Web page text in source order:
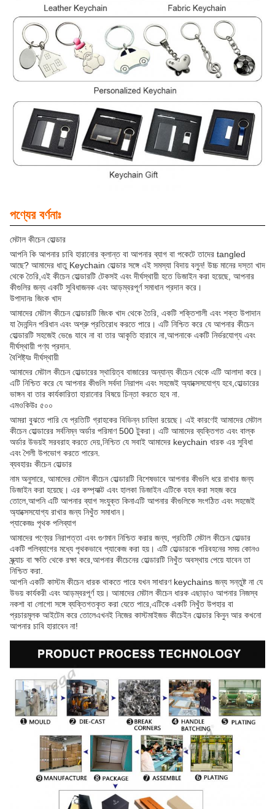
পণ্যের বর্ণনাঃ
মেটাল কীচেন হোল্ডার
আপনি কি আপনার চাবি হারানোর ক্লান্ত বা আপনার ব্যাগ বা পকেটে তাদের tangled
আছে? আমাদের ধাতু Keychain হোল্ডার সঙ্গে এই সমস্যা বিদায় বলুন! উচ্চ মানের দস্তা খাদ
থেকে তৈরি,এই কীচেন হোল্ডারটি টেকসই এবং দীর্ঘস্থায়ী হতে ডিজাইন করা হয়েছে, আপনার
কীগুলির জন্য একটি সুবিধাজনক এবং আড়ম্বরপূর্ণ সমাধান প্রদান করে।
উপাদানঃ জিংক খাদ
আমাদের মেটাল কীচেন হোল্ডারটি জিংক খাদ থেকে তৈরি, একটি শক্তিশালী এবং শক্ত উপাদান
যা দৈনন্দিন পরিধান এবং অশ্রু প্রতিরোধ করতে পারে। এটি নিশ্চিত করে যে আপনার কীচেন
হোল্ডারটি সহজেই ভেঙে যাবে না বা তার আকৃতি হারাবে না,আপনাকে একটি নির্ভরযোগ্য এবং
দীর্ঘস্থায়ী পণ্য প্রদান.
বৈশিষ্ট্যঃ দীর্ঘস্থায়ী
আমাদের মেটাল কীচেন হোল্ডারের স্থায়িত্ব বাজারের অন্যান্য কীচেন থেকে এটি আলাদা করে।
এটি নিশ্চিত করে যে আপনার কীগুলি সর্বদা নিরাপদ এবং সহজেই অ্যাক্সেসযোগ্য হবে,হোল্ডারের
ভাঙ্গন বা তার কার্যকারিতা হারানোর বিষয়ে চিন্তা করতে হবে না.
এমওকিউঃ ৫০০
আমরা বুঝতে পারি যে প্রতিটি গ্রাহকের বিভিন্ন চাহিদা রয়েছে। এই কারণেই আমাদের মেটাল
কীচেন হোল্ডারের সর্বনিম্ন অর্ডার পরিমাণ 500 টুকরা। এটি আমাদের ব্যক্তিগত এবং বাল্ক
অর্ডার উভয়ই সরবরাহ করতে দেয়,নিশ্চিত যে সবাই আমাদের keychain ধারক এর সুবিধা
এবং শৈলী উপভোগ করতে পারেন.
ব্যবহারঃ কীচেন হোল্ডার
নাম অনুসারে, আমাদের মেটাল কীচেন হোল্ডারটি বিশেষভাবে আপনার কীগুলি ধরে রাখার জন্য
ডিজাইন করা হয়েছে। এর কম্প্যাক্ট এবং হালকা ডিজাইন এটিকে বহন করা সহজ করে
তোলে,আপনি এটি আপনার ব্যাগ সংযুক্ত কিনাএটি আপনার কীগুলিকে সংগঠিত এবং সহজেই
অ্যাক্সেসযোগ্য রাখার জন্য নিখুঁত সমাধান।
প্যাকেজঃ পৃথক পলিব্যাগ
আমাদের পণ্যের নিরাপত্তা এবং গুণমান নিশ্চিত করার জন্য, প্রতিটি মেটাল কীচেন হোল্ডার
একটি পলিব্যাগের মধ্যে পৃথকভাবে প্যাকেজ করা হয়। এটি হোল্ডারকে পরিবহনের সময় কোনও
স্ক্র্যাচ বা ক্ষতি থেকে রক্ষা করে,আপনার কীচেনের হোল্ডারটি নিখুঁত অবস্থায় পেয়ে যাবেন তা
নিশ্চিত করা.
আপনি একটি কাস্টম কীচেন ধারক থাকতে পারে যখন সাধারণ keychains জন্য সন্তুষ্ট না যে
উভয় কার্যকরী এবং আড়ম্বরপূর্ণ হয়। আমাদের মেটাল কীচেন ধারক এছাড়াও আপনার নিজস্ব
নকশা বা লোগো সঙ্গে ব্যক্তিগতকৃত করা যেতে পারে,এটিকে একটি নিখুঁত উপহার বা
প্রচারমূলক আইটেম করে তোলেএখনই নিজের কাস্টমাইজড কীচেইন হোল্ডার কিনুন আর কখনো
আপনার চাবি হারাবেন না!